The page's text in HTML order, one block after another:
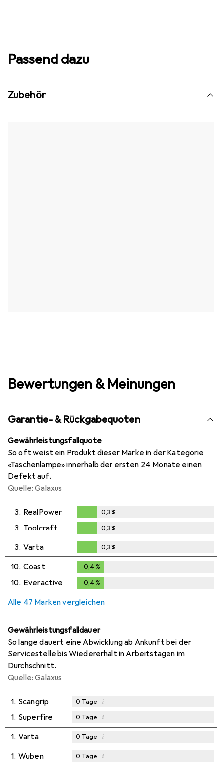
Passend dazu
Zubehör
Bewertungen & Meinungen
Garantie- & Rückgabequoten
Gewährleistungsfallquote
So oft weist ein Produkt dieser Marke in der Kategorie
«Taschenlampe» innerhalb der ersten 24 Monate einen
Defekt auf.
Quelle: Galaxus
3. RealPower
0,3%
0,3%
3. Toolcraft
0,3%
0,3%
3. Varta
0,3%
0,3%
10. Coast 0,4 %
10. Everactive 0,4 %
Alle 47 Marken vergleichen
Gewährleistungsfalldauer
So lange dauert eine Abwicklung ab Ankunft bei der
Servicestelle bis Wiedererhalt in Arbeitstagen im
Durchschnitt.
Quelle: Galaxus
1. Scangrip 0 Tage i
1. Superfire 0 Tage i
1. Varta 0 Tage i
1. Wuben 0 Tage i